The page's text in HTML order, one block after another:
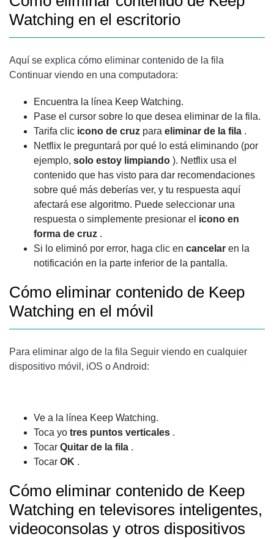
Watching en el escritorio
Aquí se explica cómo eliminar contenido de la fila
Continuar viendo en una computadora:
Encuentra la línea Keep Watching.
Pase el cursor sobre lo que desea eliminar de la fila.
Tarifa clic icono de cruz para eliminar de la fila .
Netflix le preguntará por qué lo está eliminando (por
ejemplo, solo estoy limpiando ). Netflix usa el
contenido que has visto para dar recomendaciones
sobre qué más deberías ver, y tu respuesta aquí
afectará ese algoritmo. Puede seleccionar una
respuesta o simplemente presionar el icono en
forma de cruz .
Si lo eliminó por error, haga clic en cancelar en la
notificación en la parte inferior de la pantalla.
Cómo eliminar contenido de Keep
Watching en el móvil
Para eliminar algo de la fila Seguir viendo en cualquier
dispositivo móvil, iOS o Android:
Ve a la línea Keep Watching.
Toca yo tres puntos verticales .
Tocar Quitar de la fila .
Tocar OK .
Cómo eliminar contenido de Keep
Watching en televisores inteligentes,
videoconsolas y otros dispositivos